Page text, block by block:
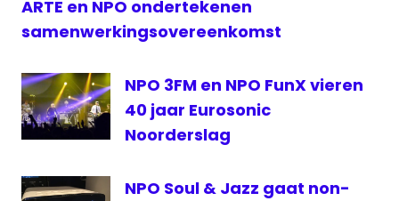
ARTE en NPO ondertekenen
samenwerkingsovereenkomst
NPO 3FM en NPO FunX vieren
40 jaar Eurosonic
Noorderslag
NPO Soul & Jazz gaat non-